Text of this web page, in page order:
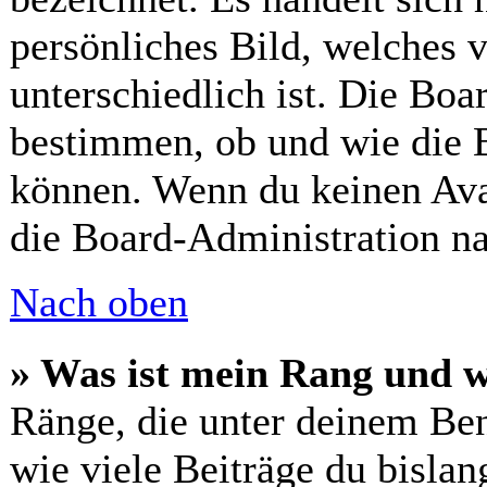
persönliches Bild, welches
unterschiedlich ist. Die
bestimmen, ob und wie die
können. Wenn du keinen
die Board-Administration
Nach oben
» Was ist mein Rang und
Ränge, die unter deinem
wie viele Beiträge du